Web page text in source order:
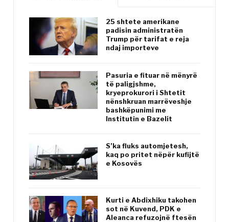
25 shtete amerikane
padisin administratën
Trump për tarifat e reja
ndaj importeve
Pasuria e fituar në mënyrë
të paligjshme,
kryeprokurori i Shtetit
nënshkruan marrëveshje
bashkëpunimi me
Institutin e Bazelit
S’ka fluks automjetesh,
kaq po pritet nëpër kufijtë
e Kosovës
Kurti e Abdixhiku takohen
sot në Kuvend, PDK e
Aleanca refuzojnë ftesën